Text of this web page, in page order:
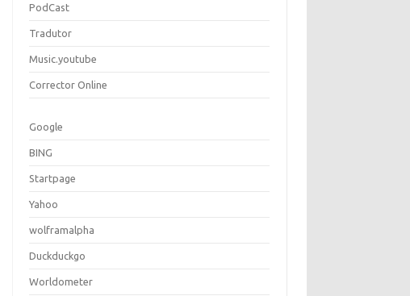
PodCast
Tradutor
Music.youtube
Corrector Online
Google
BING
Startpage
Yahoo
wolframalpha
Duckduckgo
Worldometer